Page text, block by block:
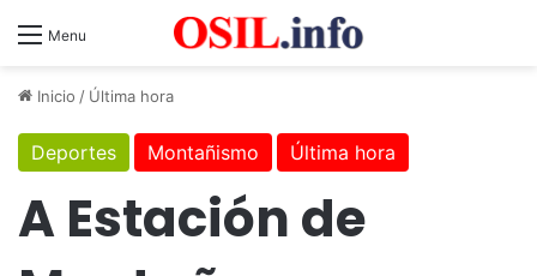
Menu
Inicio / Última hora
Deportes Montañismo Última hora
A Estación de